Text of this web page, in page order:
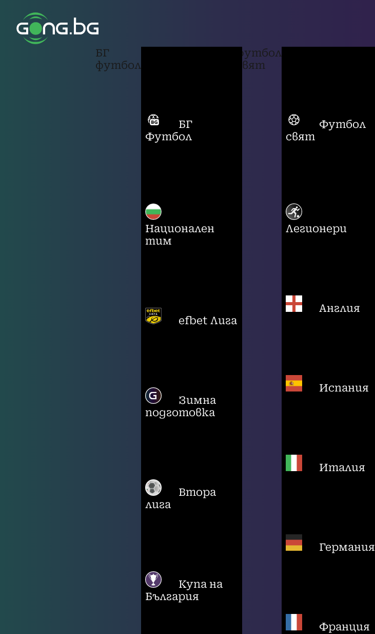
БГ
футбол
БГ
Футбол
Национален
тим
efbet Лига
Зимна
подготовка
Втора
лига
Купа на
България
футбол
свят
Футбол
свят
Легионери
Англия
Испания
Италия
Германия
Франция